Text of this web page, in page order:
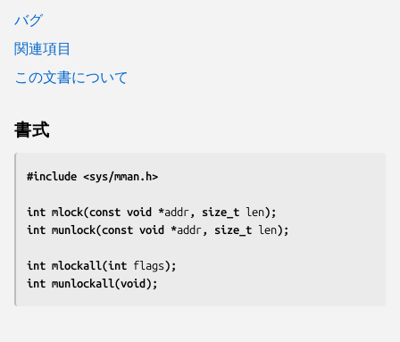
バグ
関連項目
この文書について
書式
#include <sys/mman.h>
int mlock(const void *addr , size_t len);
int munlock(const void *addr , size_t len);
int mlockall(int flags);
int munlockall(void);